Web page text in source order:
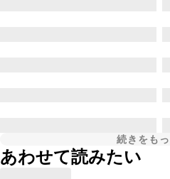
続きをも
あわせて読みたい